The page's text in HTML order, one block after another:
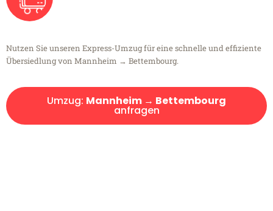
Nutzen Sie unseren Express-Umzug für eine schnelle und effiziente
Übersiedlung von Mannheim → Bettembourg.
Umzug: Mannheim → Bettembourg
anfragen